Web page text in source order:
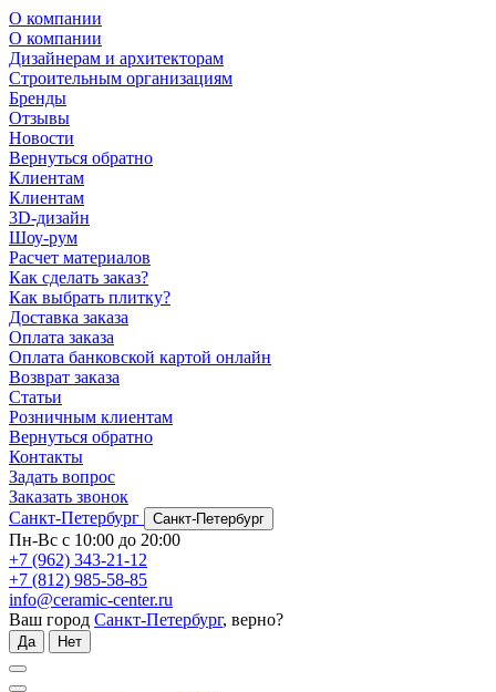
О компании
О компании
Дизайнерам и архитекторам
Строительным организациям
Бренды
Отзывы
Новости
Вернуться обратно
Клиентам
Клиентам
3D-дизайн
Шоу-рум
Расчет материалов
Как сделать заказ?
Как выбрать плитку?
Доставка заказа
Оплата заказа
Оплата банковской картой онлайн
Возврат заказа
Статьи
Розничным клиентам
Вернуться обратно
Контакты
Задать вопрос
Заказать звонок
Санкт-Петербург
Санкт-Петербург
Пн-Вс с 10:00 до 20:00
+7 (962) 343-21-12
+7 (812) 985-58-85
info@ceramic-center.ru
Ваш город Санкт-Петербург, верно?
Да Нет